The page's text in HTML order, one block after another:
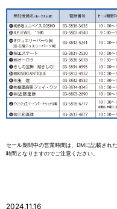
セール期間中の営業時間は、DMに記載され
時間となりますのでご注意ください。
2024.11.16